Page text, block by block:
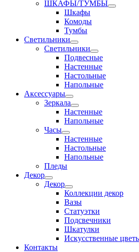
ШКАФЫ/ТУМБЫ
Шкафы
Комоды
Тумбы
Светильники
Светильники
Подвесные
Настенные
Настольные
Напольные
Аксессуары
Зеркала
Настенные
Напольные
Часы
Настенные
Настольные
Напольные
Пледы
Декор
Декор
Коллекции декор
Вазы
Статуэтки
Подсвечники
Шкатулки
Искусственные
Контакты